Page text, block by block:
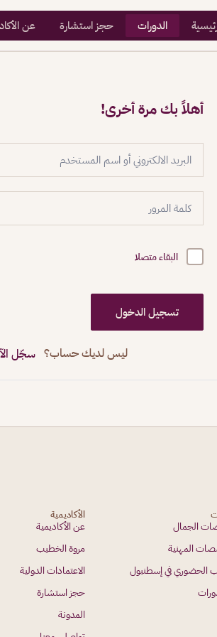
الدورات حجز استشارة عن
أهلاً بك مرة أخرى!
البقاء متصلا
تسجيل الدخول
ليس لديك حساب؟ سجّل
الجمال
المهنية
الحضوري في إسطنبول
الأكاديمية
عن الأكاديمية
مروة الخطيب
الاعتمادات الدولية
حجز استشارة
المدونة